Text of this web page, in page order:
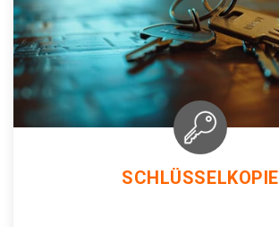
SCHLÜSSELKOPIE